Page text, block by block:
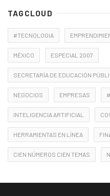
TAGCLOUD
#TECNOLOGIA
MÉXICO ESPECIAL 2007
SECRETARÍA DE EDUCACIÓN
NEGOCIOS EMPRESAS
INTELIGENCIA ARTIFICIAL
HERRAMIENTAS EN LÍNEA
CIEN NÚMEROS CIEN TEMAS